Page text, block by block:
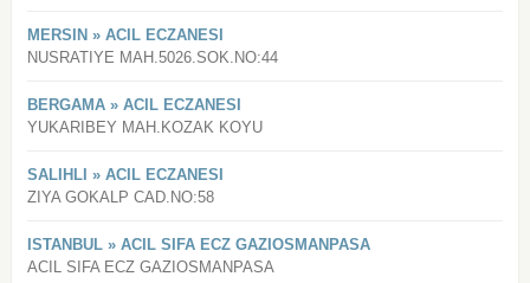
MERSIN » ACIL ECZANESI
NUSRATIYE MAH.5026.SOK.NO:44
BERGAMA » ACIL ECZANESI
YUKARIBEY MAH.KOZAK KOYU
SALIHLI » ACIL ECZANESI
ZIYA GOKALP CAD.NO:58
ISTANBUL » ACIL SIFA ECZ GAZIOSMANPASA
ACIL SIFA ECZ GAZIOSMANPASA